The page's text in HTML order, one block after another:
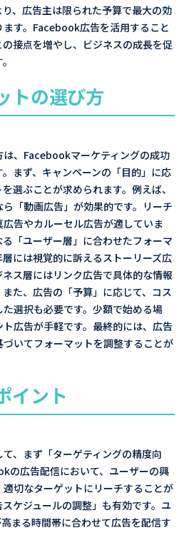
、広告主は限られた予算で最大の効
す。Facebook広告を活用すること
接点を増やし、ビジネスの成長を促
トの選び方
、Facebookマーケティングの成功
まず、キャンペーンの「目的」に応
選ぶことが求められます。例えば、
「動画広告」が効果的です。リーチ
告やカルーセル広告が適していま
「ユーザー層」に合わせたフォーマ
には視覚的に訴えるストーリーズ広
ス層にはリンク広告で具体的な情報
た、広告の「予算」に応じて、コス
選択も必要です。少額で始める場
広告が手軽です。最終的には、広告
いてフォーマットを調整することが
イント
、まず「ターゲティングの精度向
の広告配信において、ユーザーの興
切なターゲットにリーチすることが
ケジュールの調整」も有効です。ユ
まる時間帯に合わせて広告を配信す